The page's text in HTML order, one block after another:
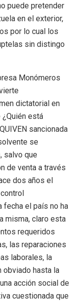
puede pretender
en el exterior,
por lo cual los
sin distingo
Monómeros
dictatorial en
está
sancionada
se
salvo que
de venta a través
dos años el
fecha el país no ha
misma, claro esta
requeridos
las reparaciones
laborales, la
obviado hasta la
acción social de
cuestionada que